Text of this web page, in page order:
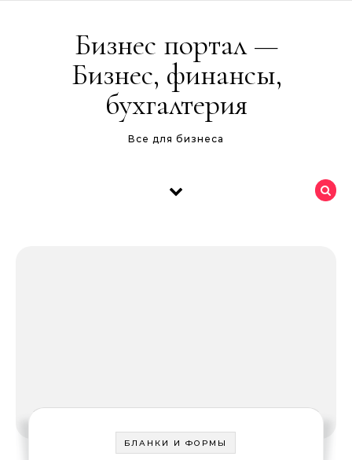
Бизнес портал —
Бизнес, финансы,
бухгалтерия
Все для бизнеса
БЛАНКИ И ФОРМЫ